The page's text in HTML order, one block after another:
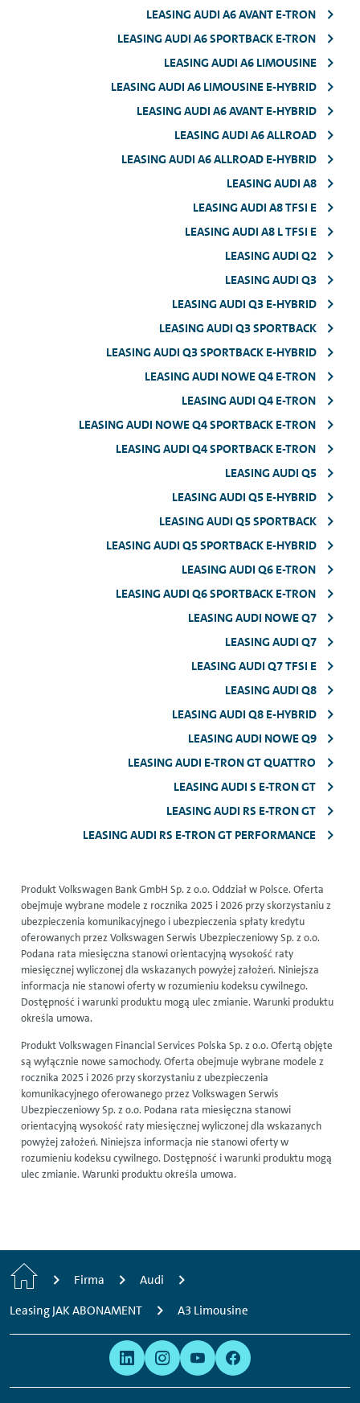
LEASING AUDI A6 AVANT E-TRON
LEASING AUDI A6 SPORTBACK E-TRON
LEASING AUDI A6 LIMOUSINE
LEASING AUDI A6 LIMOUSINE E-HYBRID
LEASING AUDI A6 AVANT E-HYBRID
LEASING AUDI A6 ALLROAD
LEASING AUDI A6 ALLROAD E-HYBRID
LEASING AUDI A8
LEASING AUDI A8 TFSI E
LEASING AUDI A8 L TFSI E
LEASING AUDI Q2
LEASING AUDI Q3
LEASING AUDI Q3 E-HYBRID
LEASING AUDI Q3 SPORTBACK
LEASING AUDI Q3 SPORTBACK E-HYBRID
LEASING AUDI NOWE Q4 E-TRON
LEASING AUDI Q4 E-TRON
LEASING AUDI NOWE Q4 SPORTBACK E-TRON
LEASING AUDI Q4 SPORTBACK E-TRON
LEASING AUDI Q5
LEASING AUDI Q5 E-HYBRID
LEASING AUDI Q5 SPORTBACK
LEASING AUDI Q5 SPORTBACK E-HYBRID
LEASING AUDI Q6 E-TRON
LEASING AUDI Q6 SPORTBACK E-TRON
LEASING AUDI NOWE Q7
LEASING AUDI Q7
LEASING AUDI Q7 TFSI E
LEASING AUDI Q8
LEASING AUDI Q8 E-HYBRID
LEASING AUDI NOWE Q9
LEASING AUDI E-TRON GT QUATTRO
LEASING AUDI S E-TRON GT
LEASING AUDI RS E-TRON GT
LEASING AUDI RS E-TRON GT PERFORMANCE
Produkt Volkswagen Bank GmbH Sp. z o.o. Oddział w Polsce. Oferta
obejmuje wybrane modele z rocznika 2025 i 2026 przy skorzystaniu z
ubezpieczenia komunikacyjnego i ubezpieczenia spłaty kredytu
oferowanych przez Volkswagen Serwis Ubezpieczeniowy Sp. z o.o.
Podana rata miesięczna stanowi orientacyjną wysokość raty
miesięcznej wyliczonej dla wskazanych powyżej założeń. Niniejsza
informacja nie stanowi oferty w rozumieniu kodeksu cywilnego.
Dostępność i warunki produktu mogą ulec zmianie. Warunki produktu
określa umowa.
Produkt Volkswagen Financial Services Polska Sp. z o.o. Ofertą objęte
są wyłącznie nowe samochody. Oferta obejmuje wybrane modele z
rocznika 2025 i 2026 przy skorzystaniu z ubezpieczenia
komunikacyjnego oferowanego przez Volkswagen Serwis
Ubezpieczeniowy Sp. z o.o. Podana rata miesięczna stanowi
orientacyjną wysokość raty miesięcznej wyliczonej dla wskazanych
powyżej założeń. Niniejsza informacja nie stanowi oferty w
rozumieniu kodeksu cywilnego. Dostępność i warunki produktu mogą
ulec zmianie. Warunki produktu określa umowa.
m
Firma
Audi
Leasing JAK ABONAMENT
A3 Limousine
prywatność
w